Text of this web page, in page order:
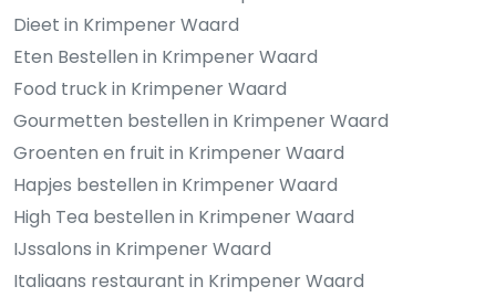
Dieet in Krimpener Waard
Eten Bestellen in Krimpener Waard
Food truck in Krimpener Waard
Gourmetten bestellen in Krimpener Waard
Groenten en fruit in Krimpener Waard
Hapjes bestellen in Krimpener Waard
High Tea bestellen in Krimpener Waard
IJssalons in Krimpener Waard
Italiaans restaurant in Krimpener Waard